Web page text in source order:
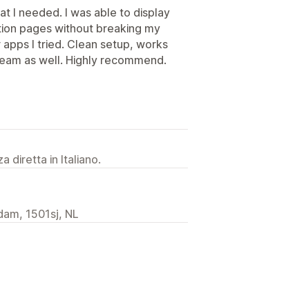
I needed. I was able to display
pages without breaking my
I tried. Clean setup, works
as well. Highly recommend.
diretta in Italiano.
1501sj, NL